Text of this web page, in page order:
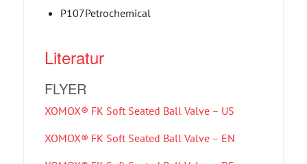
P107Petrochemical
Literatur
FLYER
XOMOX® FK Soft Seated Ball Valve – US
XOMOX® FK Soft Seated Ball Valve – EN